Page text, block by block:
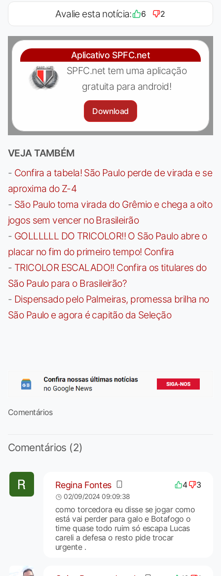
Avalie esta notícia: 6 2
Aplicativo SPFC.net
SPFC.net tem uma aplicação
gratuita para android!
Download
VEJA TAMBÉM
- Confira a tabela! São Paulo perde de virada e se
aproxima do Z-4
- São Paulo toma virada do Grêmio e chega a oito
jogos sem vencer no Brasileirão
- GOLLLLLL DO TRICOLOR!! O São Paulo abre o
placar no fim do primeiro tempo! Confira
- TRICOLOR ESCALADO!! Confira os titulares do
São Paulo para o Brasileirão?
- Dispensado pelo Palmeiras, promessa brilha no
São Paulo e agora é capitão da Seleção
Comentários
Comentários (2)
Regina Fontes 4 3
02/09/2024 09:09:38
como torcedora eu disse se jogar como
está vai perder para galo e Botafogo o
time quase todo ruim só escapa Lucas
careli a defesa o resto pide trocar
urgente .